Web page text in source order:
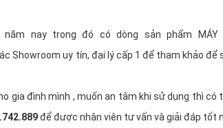
nay trong đó có dòng sản phẩm MÁY
Showroom uy tín, đại lý cấp 1 để tham khảo
gia đình mình , muốn an tâm khi sử dụng thì có
để được nhân viên tư vấn và giải đáp tốt